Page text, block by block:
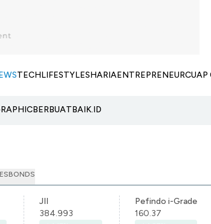
TECHLIFESTYLESHARIAENTREPRENEURCUAP
BERBUATBAIK.ID
BONDS
JII
384.993
Pefindo i-Grade
160.37